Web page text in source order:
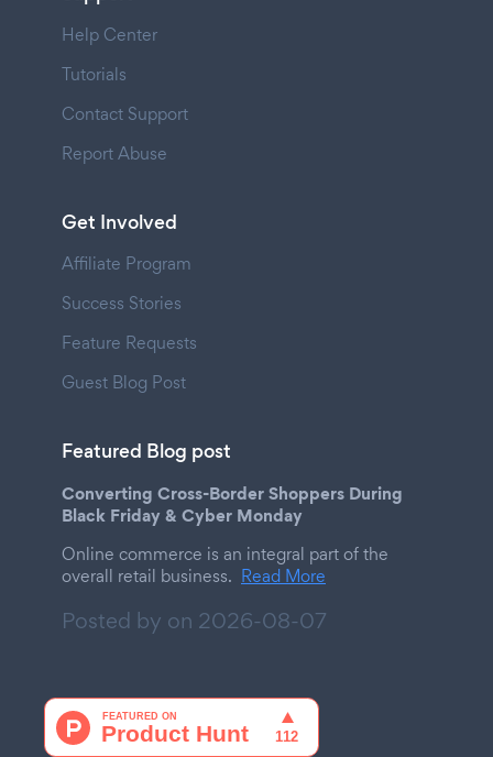
Help Center
Tutorials
Contact Support
Report Abuse
Get Involved
Affiliate Program
Success Stories
Feature Requests
Guest Blog Post
Featured Blog post
Converting Cross-Border Shoppers During
Black Friday & Cyber Monday
Online commerce is an integral part of the
overall retail business. Read More
Posted by on 2026-08-07